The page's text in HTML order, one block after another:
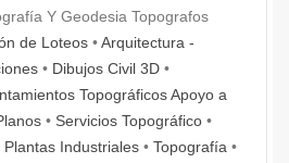
Y Geodesia Topografos
de Loteos •Arquitectura -
• Dibujos Civil 3D •
Topográficos Apoyo a
• Servicios Topográfico •
Industriales • Topografía •